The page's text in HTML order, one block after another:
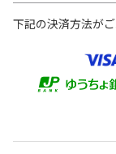
下記の決済方法がご